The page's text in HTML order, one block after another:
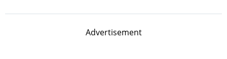
Advertisement